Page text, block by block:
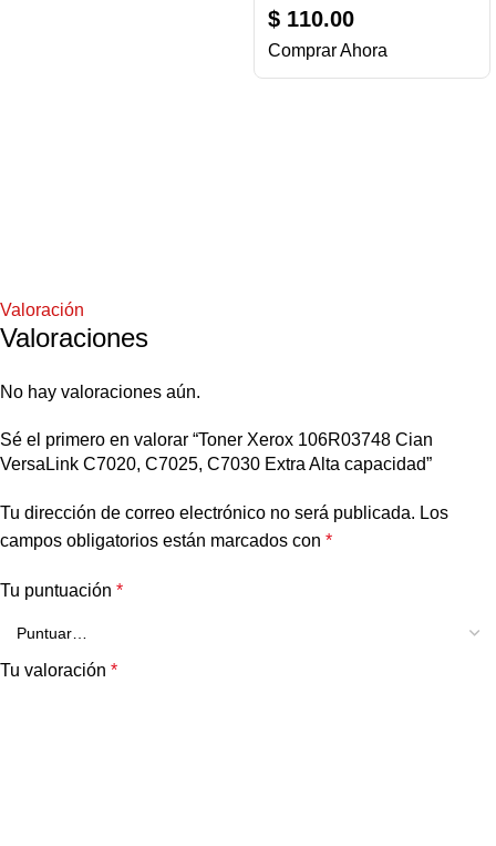
$ 110.00
Comprar Ahora
Valoración
Valoraciones
No hay valoraciones aún.
Sé el primero en valorar “Toner Xerox 106R03748 Cian
VersaLink C7020, C7025, C7030 Extra Alta capacidad”
Tu dirección de correo electrónico no será publicada. Los
campos obligatorios están marcados con *
Tu puntuación *
Tu valoración *